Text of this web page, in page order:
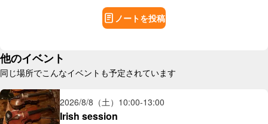
ノートを投稿
他のイベント
同じ場所でこんなイベントも予定されています
2026/8/8（土） 10:00-13:00
Irish session